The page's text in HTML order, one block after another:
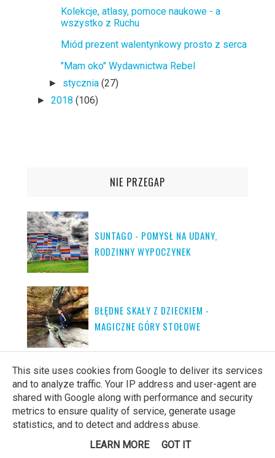
Kolekcje, atlasy, pomoce naukowe - a
wszystko z Ruchu
Miód prezent walentynkowy prosto z serca
"Mam oko" Wydawnictwa Rebel
► stycznia(27)
► 2018 (106)
NIE PRZEGAP
SUNTAGO - POMYSŁ NA UDANY,
RODZINNY WYPOCZYNEK
BŁĘDNE SKAŁY Z DZIECKIEM -
MAGICZNE GÓRY STOŁOWE
HOTEL ZAMEK RYN - WYPOCZYNEK Z
DZIEĆMI W KRÓLEWSKIM STYLU
HOTEL ANDERS STARE JABŁONKI -
This site uses cookies from Google to deliver its services
and to analyze traffic. Your IP address and user-agent are
shared with Google along with performance and security
metrics to ensure quality of service, generate usage
statistics, and to detect and address abuse.
LEARN MORE
GOT IT